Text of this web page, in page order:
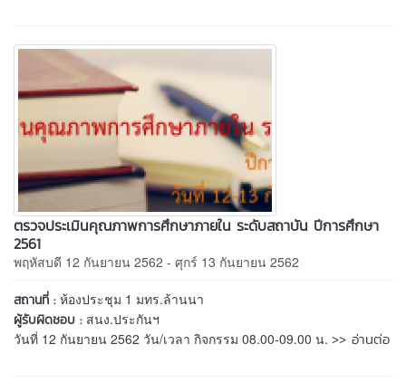
ตรวจประเมินคุณภาพการศึกษาภายใน ระดับสถาบัน ปีการศึกษา
2561
พฤหัสบดี 12 กันยายน 2562 - ศุกร์ 13 กันยายน 2562
สถานที่ : ห้องประชุม 1 มทร.ล้านนา
ผู้รับผิดชอบ : สนง.ประกันฯ
วันที่ 12 กันยายน 2562 วัน/เวลา กิจกรรม 08.00-09.00 น. >> อ่านต่อ